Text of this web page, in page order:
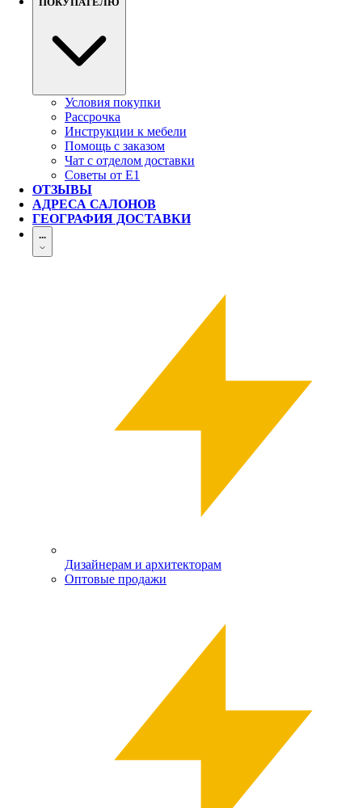
Условия покупки
Рассрочка
Инструкции к мебели
Помощь с заказом
Чат с отделом доставки
Советы от Е1
ОТЗЫВЫ
АДРЕСА САЛОНОВ
ГЕОГРАФИЯ ДОСТАВКИ
...
Дизайнерам и архитекторам
Оптовые продажи